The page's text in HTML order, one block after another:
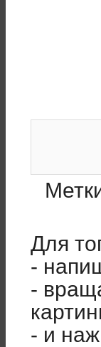
Для
-
-
- и